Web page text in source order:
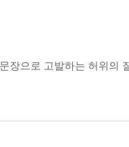
장으로 고발하는 허위의